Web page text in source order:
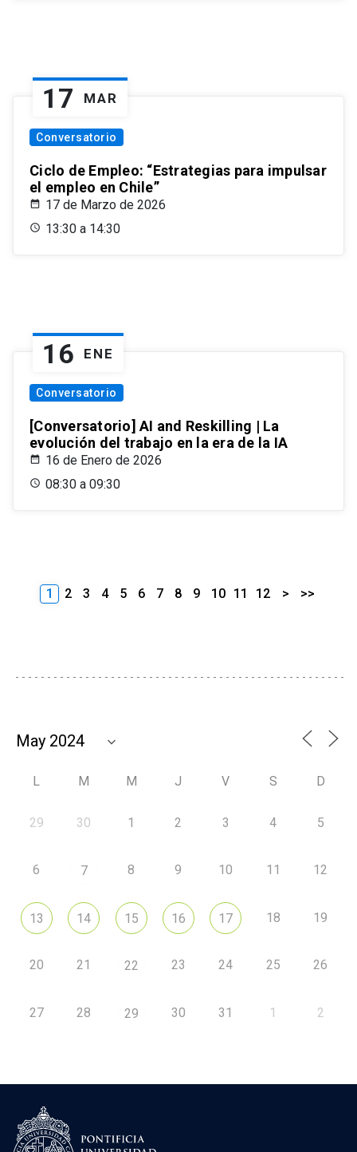
17 MAR
Conversatorio
Ciclo de Empleo: “Estrategias para impulsar
el empleo en Chile”
17 de Marzo de 2026
13:30 a 14:30
16 ENE
Conversatorio
[Conversatorio] AI and Reskilling | La
evolución del trabajo en la era de la IA
16 de Enero de 2026
08:30 a 09:30
1 2 3 4 5 6 7 8 9 10 11 12 > >>
L M M J V S D
29 30 1 2 3 4 5
6 7 8 9 10 11 12
13 14 15 16 17 18 19
20 21 22 23 24 25 26
27 28 29 30 31 1 2